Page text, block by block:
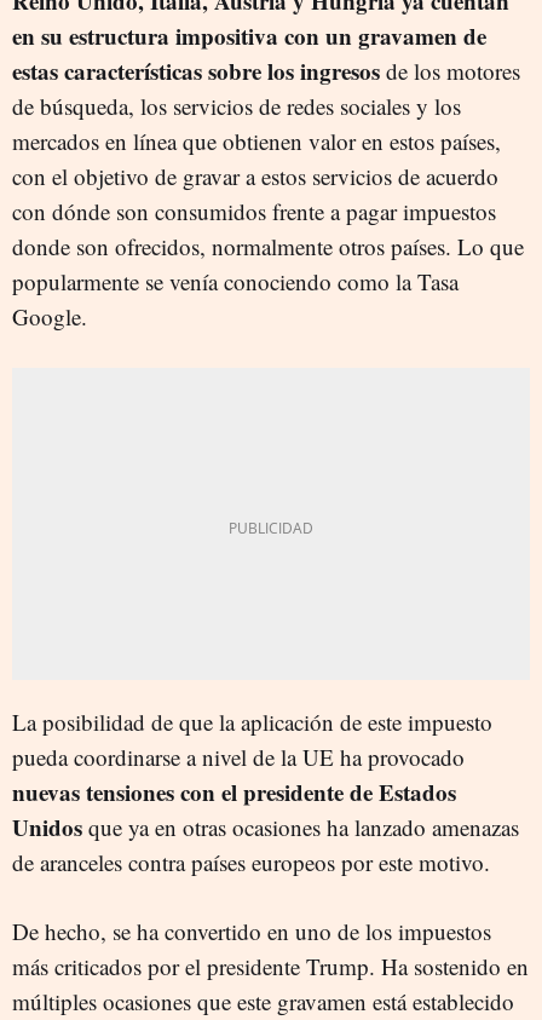
en su estructura impositiva con un gravamen de
estas características sobre los ingresos de los motores
de búsqueda, los servicios de redes sociales y los
mercados en línea que obtienen valor en estos países,
con el objetivo de gravar a estos servicios de acuerdo
con dónde son consumidos frente a pagar impuestos
donde son ofrecidos, normalmente otros países. Lo que
popularmente se venía conociendo como la Tasa
Google.
La posibilidad de que la aplicación de este impuesto
pueda coordinarse a nivel de la UE ha provocado
nuevas tensiones con el presidente de Estados
Unidos que ya en otras ocasiones ha lanzado amenazas
de aranceles contra países europeos por este motivo.
De hecho, se ha convertido en uno de los impuestos
más criticados por el presidente Trump. Ha sostenido en
múltiples ocasiones que este gravamen está establecido